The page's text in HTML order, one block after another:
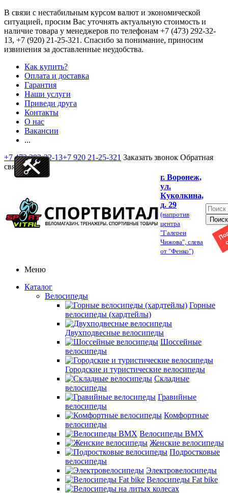
В связи с нестабильным курсом валют и экономической
ситуацией, просим Вас уточнять актуальную стоимость и
наличие товара у менеджеров по телефонам +7 (473) 292-32-
13, +7 (920) 21-25-321 . Спасибо за понимание, приносим
извинения за доставленные неудобства.
Как купить?
Оплата и доставка
Гарантия
Наши услуги
Приведи друга
Контакты
О нас
Вакансии
...
+7 473 292-32-13+7 920 21-25-321 Заказать звонок Обратная
связь
г. Воронеж,
ул.
Куколкина,
д. 29
(напротив
центра
"Галереи
Чижова", слева
от "Фенко")
Меню
Каталог
Велосипеды
Горные
велосипеды (хардтейлы)
Двухподвесные велосипеды
Шоссейные
велосипеды
Городские и туристические велосипеды
Складные
велосипеды
Гравийные
велосипеды
Комфортные
велосипеды
Велосипеды BMX
Женские велосипеды
Подростковые
велосипеды
Электровелосипеды
Велосипеды Fat bike